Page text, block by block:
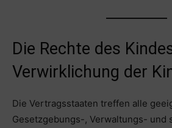
Die Rechte des
Verwirklichung der
Die Vertragsstaaten treffen alle
Gesetzgebungs-, Verwaltungs- und